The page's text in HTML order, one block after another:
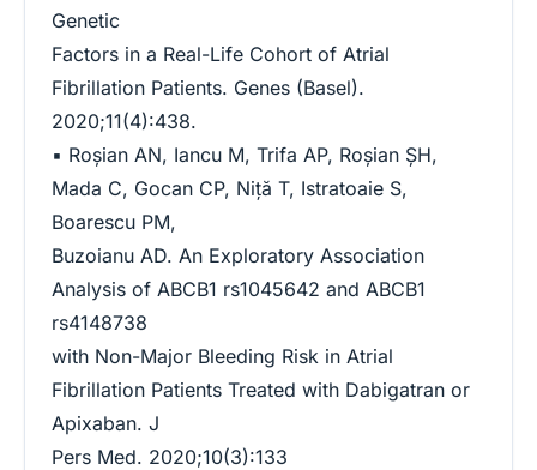
Genetic
Factors in a Real-Life Cohort of Atrial
Fibrillation Patients. Genes (Basel).
2020;11(4):438.
▪ Roşian AN, Iancu M, Trifa AP, Roşian ŞH,
Mada C, Gocan CP, Niţă T, Istratoaie S,
Boarescu PM,
Buzoianu AD. An Exploratory Association
Analysis of ABCB1 rs1045642 and ABCB1
rs4148738
with Non-Major Bleeding Risk in Atrial
Fibrillation Patients Treated with Dabigatran or
Apixaban. J
Pers Med. 2020;10(3):133